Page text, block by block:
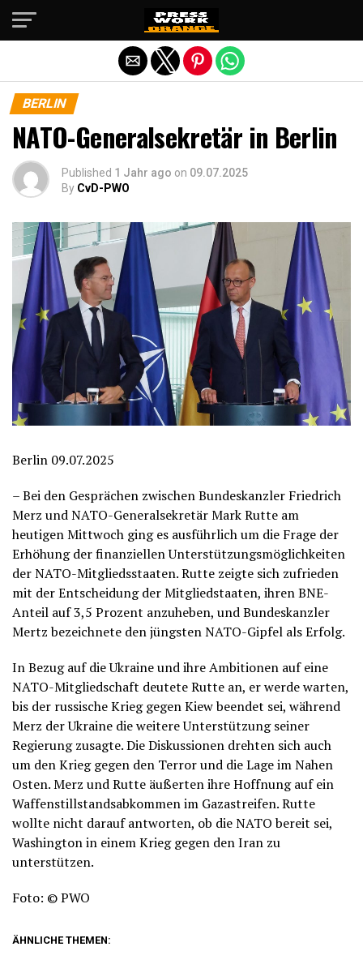
BERLIN
NATO-Generalsekretär in Berlin
Published 1 Jahr ago on 09.07.2025
By CvD-PWO
Berlin 09.07.2025
– Bei den Gesprächen zwischen Bundeskanzler Friedrich
Merz und NATO-Generalsekretär Mark Rutte am
heutigen Mittwoch ging es ausführlich um die Frage der
Erhöhung der finanziellen Unterstützungsmöglichkeiten
der NATO-Mitgliedsstaaten. Rutte zeigte sich zufrieden
mit der Entscheidung der Mitgliedstaaten, ihren BNE-
Anteil auf 3,5 Prozent anzuheben, und Bundeskanzler
Mertz bezeichnete den jüngsten NATO-Gipfel als Erfolg.
In Bezug auf die Ukraine und ihre Ambitionen auf eine
NATO-Mitgliedschaft deutete Rutte an, er werde warten,
bis der russische Krieg gegen Kiew beendet sei, während
Merz der Ukraine die weitere Unterstützung seiner
Regierung zusagte. Die Diskussionen drehten sich auch
um den Krieg gegen den Terror und die Lage im Nahen
Osten. Merz und Rutte äußerten ihre Hoffnung auf ein
Waffenstillstandsabkommen im Gazastreifen. Rutte
wollte nicht darauf antworten, ob die NATO bereit sei,
Washington in einem Krieg gegen den Iran zu
unterstützen.
Foto: © PWO
ÄHNLICHE THEMEN:
Die mobile Version verlassen